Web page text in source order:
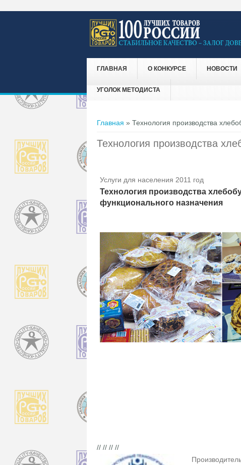
ГЛАВНАЯ О КОНКУРСЕ НОВОСТИ
УГОЛОК МЕТОДИСТА
Вы здесь
Главная » Технология производства
Технология производства
Услуги для населения 2011 год
Технология производства
функционального назначения
// // // //